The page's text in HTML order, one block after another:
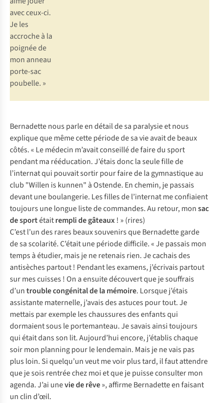
avec ceux-ci.
Je les
accroche à la
poignée de
mon anneau
porte-sac
poubelle. »
Bernadette nous parle en détail de sa paralysie et nous
explique que même cette période de sa vie avait de beaux
côtés. « Le médecin m’avait conseillé de faire du sport
pendant ma rééducation. J’étais donc la seule fille de
l’internat qui pouvait sortir pour faire de la gymnastique au
club "Willen is kunnen" à Ostende. En chemin, je passais
devant une boulangerie. Les filles de l’internat me confiaient
toujours une longue liste de commandes. Au retour, monsac
de sportétaitrempli de gâteaux! » (rires)
C’est l’un des rares beaux souvenirs que Bernadette garde
de sa scolarité. C’était une période difficile. « Je passais mon
temps à étudier, mais je ne retenais rien. Je cachais des
antisèches partout ! Pendant les examens, j’écrivais partout
sur mes cuisses ! On a ensuite découvert que je souffrais
d’untrouble congénital de la mémoire. Lorsque j’étais
assistante maternelle, j’avais des astuces pour tout. Je
mettais par exemple les chaussures des enfants qui
dormaient sous le portemanteau. Je savais ainsi toujours
qui était dans son lit. Aujourd’hui encore, j’établis chaque
soir mon planning pour le lendemain. Mais je ne vais pas
plus loin. Si quelqu’un veut me voir plus tard, il faut attendre
que je sois rentrée chez moi et que je puisse consulter mon
agenda. J’ai unevie de rêve», affirme Bernadette en faisant
un clin d’œil.